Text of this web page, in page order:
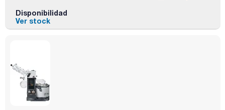
Disponibilidad
Ver stock